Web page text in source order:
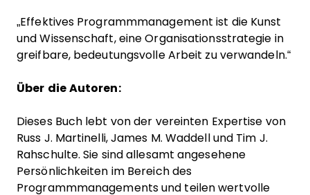
„Effektives Programmmanagement ist die Kunst
und Wissenschaft, eine Organisationsstrategie in
greifbare, bedeutungsvolle Arbeit zu verwandeln.“
Über die Autoren:
Dieses Buch lebt von der vereinten Expertise von
Russ J. Martinelli, James M. Waddell und Tim J.
Rahschulte. Sie sind allesamt angesehene
Persönlichkeiten im Bereich des
Programmmanagements und teilen wertvolle